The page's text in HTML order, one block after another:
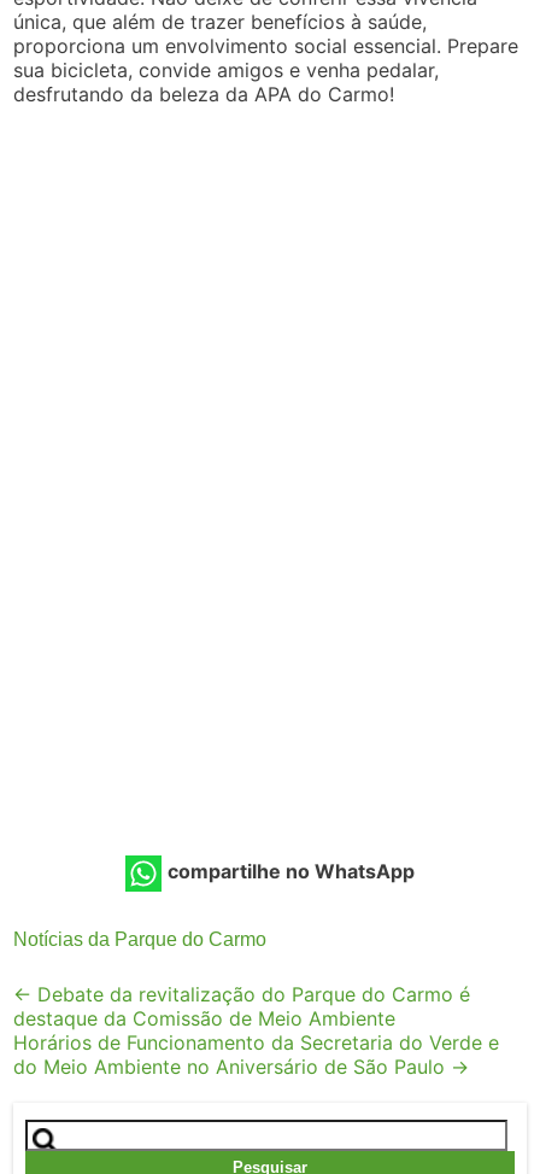
única, que além de trazer benefícios à saúde,
proporciona um envolvimento social essencial. Prepare
sua bicicleta, convide amigos e venha pedalar,
desfrutando da beleza da APA do Carmo!
compartilhe no WhatsApp
Notícias da Parque do Carmo
Post
navigation
← Debate da revitalização do Parque do Carmo é
destaque da Comissão de Meio Ambiente
Horários de Funcionamento da Secretaria do Verde e
do Meio Ambiente no Aniversário de São Paulo →
Pesquisar
por: